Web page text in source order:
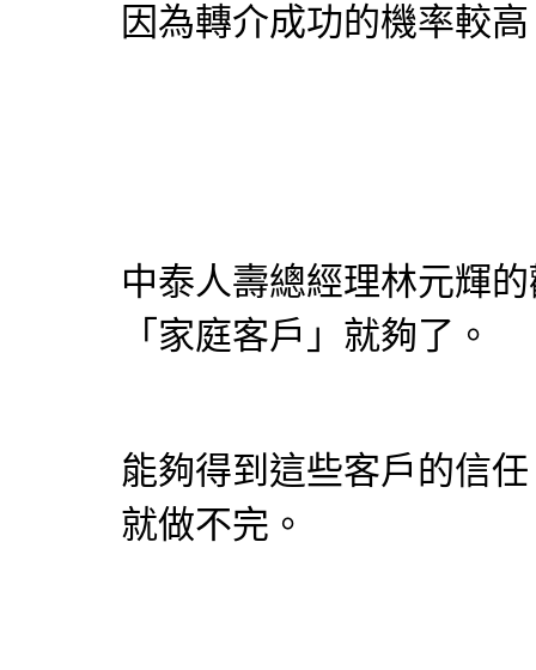
因為轉介成功的機率較
中泰人壽總經理林元輝
「家庭客戶」就夠了。
能夠得到這些客戶的信
就做不完。